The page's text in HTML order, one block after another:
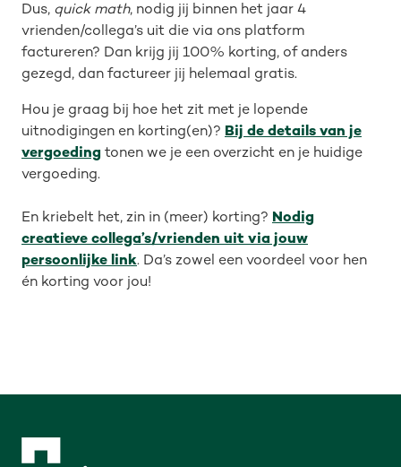
Dus, quick math, nodig jij binnen het jaar 4
vrienden/collega’s uit die via ons platform
factureren? Dan krijg jij 100% korting, of anders
gezegd, dan factureer jij helemaal gratis.
Hou je graag bij hoe het zit met je lopende
uitnodigingen en korting(en)? Bij de details van je
vergoeding tonen we je een overzicht en je huidige
vergoeding.
En kriebelt het, zin in (meer) korting? Nodig
creatieve collega’s/vrienden uit via jouw
persoonlijke link. Da’s zowel een voordeel voor hen
én korting voor jou!